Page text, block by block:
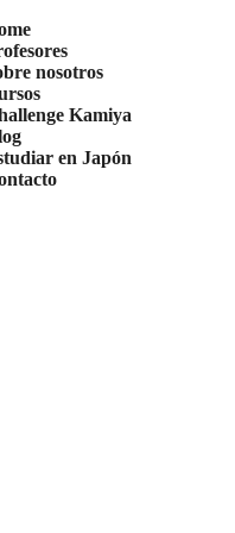
nosotros
Kamiya
en Japón